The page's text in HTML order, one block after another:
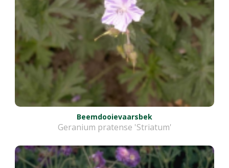
Beemdooievaarsbek
Geranium pratense 'Striatum'